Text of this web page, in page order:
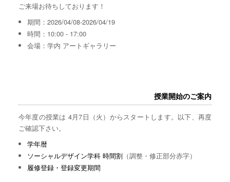
ご来場お待ちしております！
期間：2026/04/08-2026/04/19
時間：10:00 - 17:00
会場：学内 アートギャラリー
授業開始のご案内
今年度の授業は 4月7日（火）からスタートします。以下、再度
ご確認下さい。
学年暦
ソーシャルデザイン学科 時間割 （調整・修正部分赤字）
履修登録・登録変更期間